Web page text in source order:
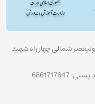
شمالی چهار راه شهید